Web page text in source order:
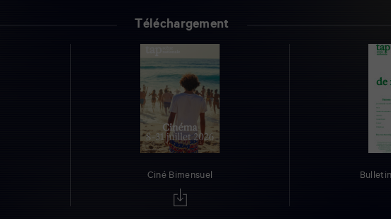
Téléchargement
Ciné Bimensuel